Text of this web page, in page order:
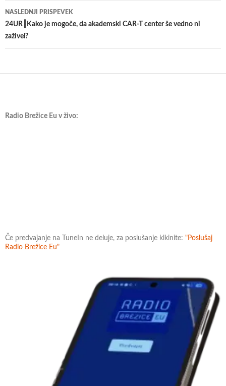
prispevkih
NASLEDNJI PRISPEVEK
24UR┃Kako je mogoče, da akademski CAR-T center še vedno ni
zaživel?
Radio Brežice Eu v živo:
Če predvajanje na TuneIn ne deluje, za poslušanje klkinite: "Poslušaj
Radio Brežice Eu"